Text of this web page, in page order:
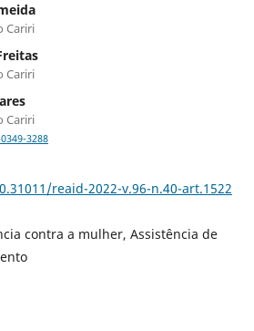
Cariri
Cariri
Cariri
3288
reaid-2022-v.96-n.40-art.1522
contra a mulher, Assistência de